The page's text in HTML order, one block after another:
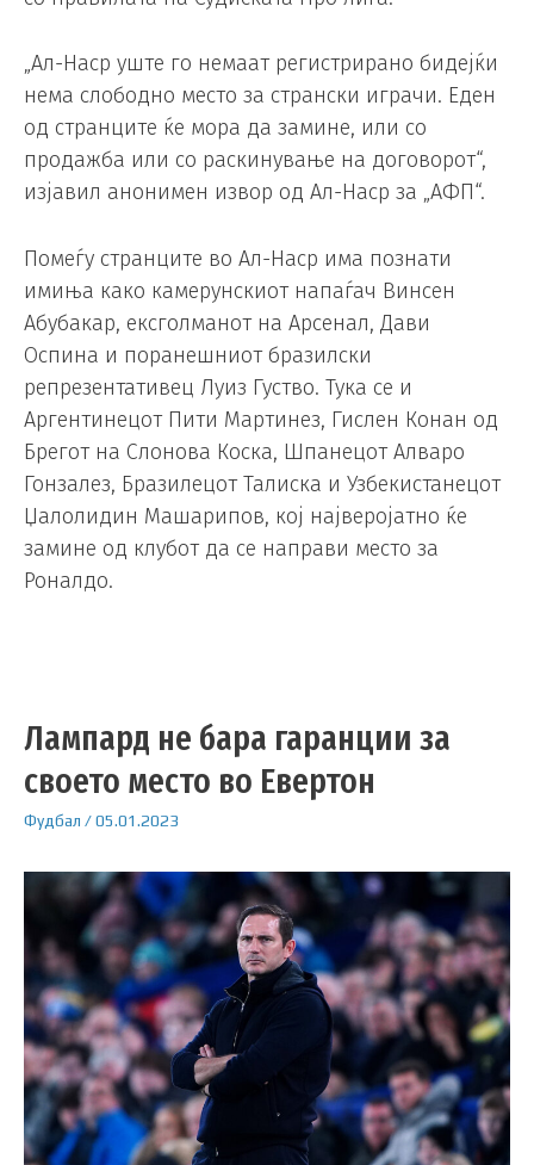
„Ал-Наср уште го немаат регистрирано бидејќи
нема слободно место за странски играчи. Еден
од странците ќе мора да замине, или со
продажба или со раскинување на договорот“,
изјавил анонимен извор од Ал-Наср за „АФП“.
Помеѓу странците во Ал-Наср има познати
имиња како камерунскиот напаѓач Винсен
Абубакар, ексголманот на Арсенал, Дави
Оспина и поранешниот бразилски
репрезентативец Луиз Густво. Тука се и
Аргентинецот Пити Мартинез, Гислен Конан од
Брегот на Слонова Коска, Шпанецот Алваро
Гонзалез, Бразилецот Талиска и Узбекистанецот
Џалолидин Машарипов, кој најверојатно ќе
замине од клубот да се направи место за
Роналдо.
Лампард не бара гаранции за
своето место во Евертон
Фудбал /05.01.2023